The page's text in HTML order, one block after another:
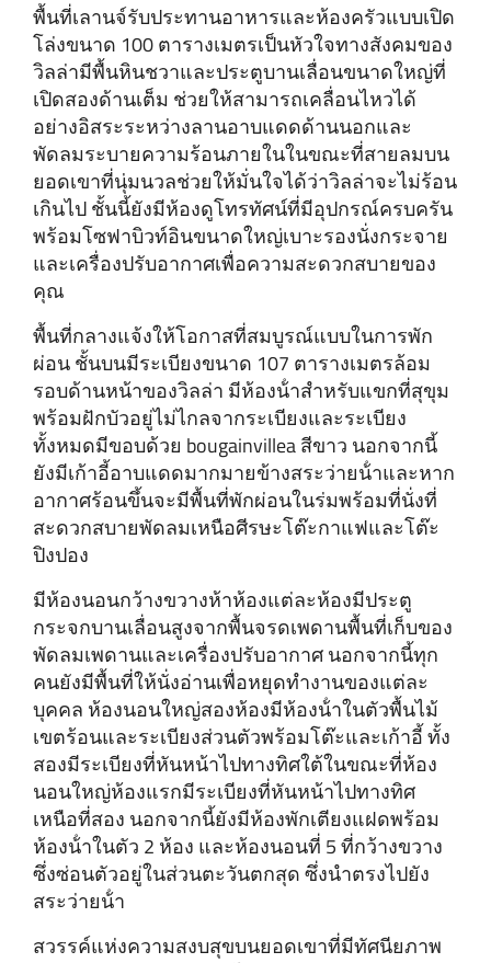
พื้นที่เลานจ์รับประทานอาหารและห้องครัวแบบเปิด
โล่งขนาด 100 ตารางเมตรเป็นหัวใจทางสังคมของ
วิลล่ามีพื้นหินชวาและประตูบานเลื่อนขนาดใหญ่ที่
เปิดสองด้านเต็ม ช่วยให้สามารถเคลื่อนไหวได้
อย่างอิสระระหว่างลานอาบแดดด้านนอกและ
พัดลมระบายความร้อนภายในในขณะที่สายลมบน
ยอดเขาที่นุ่มนวลช่วยให้มั่นใจได้ว่าวิลล่าจะไม่ร้อน
เกินไป ชั้นนี้ยังมีห้องดูโทรทัศน์ที่มีอุปกรณ์ครบครัน
พร้อมโซฟาบิวท์อินขนาดใหญ่เบาะรองนั่งกระจาย
และเครื่องปรับอากาศเพื่อความสะดวกสบายของ
คุณ
พื้นที่กลางแจ้งให้โอกาสที่สมบูรณ์แบบในการพัก
ผ่อน ชั้นบนมีระเบียงขนาด 107 ตารางเมตรล้อม
รอบด้านหน้าของวิลล่า มีห้องน้ําสําหรับแขกที่สุขุม
พร้อมฝักบัวอยู่ไม่ไกลจากระเบียงและระเบียง
ทั้งหมดมีขอบด้วย bougainvillea สีขาว นอกจากนี้
ยังมีเก้าอี้อาบแดดมากมายข้างสระว่ายน้ําและหาก
อากาศร้อนขึ้นจะมีพื้นที่พักผ่อนในร่มพร้อมที่นั่งที่
สะดวกสบายพัดลมเหนือศีรษะโต๊ะกาแฟและโต๊ะ
ปิงปอง
มีห้องนอนกว้างขวางห้าห้องแต่ละห้องมีประตู
กระจกบานเลื่อนสูงจากพื้นจรดเพดานพื้นที่เก็บของ
พัดลมเพดานและเครื่องปรับอากาศ นอกจากนี้ทุก
คนยังมีพื้นที่ให้นั่งอ่านเพื่อหยุดทํางานของแต่ละ
บุคคล ห้องนอนใหญ่สองห้องมีห้องน้ําในตัวพื้นไม้
เขตร้อนและระเบียงส่วนตัวพร้อมโต๊ะและเก้าอี้ ทั้ง
สองมีระเบียงที่หันหน้าไปทางทิศใต้ในขณะที่ห้อง
นอนใหญ่ห้องแรกมีระเบียงที่หันหน้าไปทางทิศ
เหนือที่สอง นอกจากนี้ยังมีห้องพักเตียงแฝดพร้อม
ห้องน้ําในตัว 2 ห้อง และห้องนอนที่ 5 ที่กว้างขวาง
ซึ่งซ่อนตัวอยู่ในส่วนตะวันตกสุด ซึ่งนําตรงไปยัง
สระว่ายน้ํา
สวรรค์แห่งความสงบสุขบนยอดเขาที่มีทัศนียภาพ